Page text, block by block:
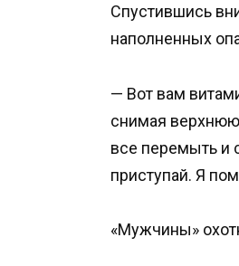
Спустившись
наполненных
— Вот вам
снимая
все перемыть и
приступай. Я
«Мужчины»